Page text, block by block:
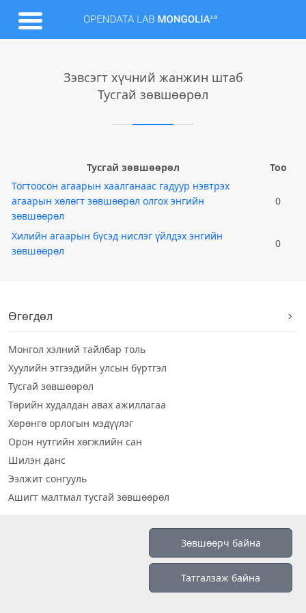
Зэвсэгт хүчний жанжин штаб
Тусгай зөвшөөрөл
Тусгай зөвшөөрөл
Тоо
Тогтоосон агаарын хаалганаас гадуур нэвтрэх
агаарын хөлөгт зөвшөөрөл олгох энгийн
зөвшөөрөл
0
Хилийн агаарын бүсэд нислэг үйлдэх энгийн
зөвшөөрөл
0
Өгөгдөл
Монгол хэлний тайлбар толь
Хуулийн этгээдийн улсын бүртгэл
Тусгай зөвшөөрөл
Төрийн худалдан авах ажиллагаа
Хөрөнгө орлогын мэдүүлэг
Орон нутгийн хөгжлийн сан
Шилэн данс
Ээлжит сонгууль
Ашигт малтмал тусгай зөвшөөрөл
Зөвшөөрч байна
Татгалзаж байна